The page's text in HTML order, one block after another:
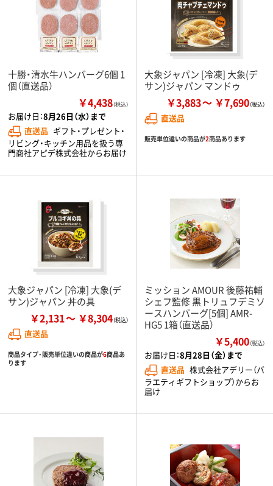
十勝・清水牛ハンバーグ6個 1
個（直送品）
￥4,438（税込）
お届け日：8月26日（水）まで
直送品 ギフト・プレゼント・
リビング・キッチン用品を扱う専
門商社アピデ株式会社からお届け
大象ジャパン [冷凍] 大象(デ
サン)ジャパン マンドゥ
￥3,883 ￥7,690
直送品
販売単位違いの商品が2商品あります
大象ジャパン [冷凍] 大象(デ
サン)ジャパン 丼の具
￥2,131 ￥8,304
直送品
商品タイプ・販売単位違いの商品が6商品あ
ります
ミッション AMOUR 後藤祐輔
シェフ監修 黒トリュフデミソ
ースハンバーグ[5個] AMR-
HG5 1箱（直送品）
￥5,400（税込）
お届け日：8月28日（金）まで
直送品 株式会社アデリー（バ
ラエティギフトショップ）からお
届け